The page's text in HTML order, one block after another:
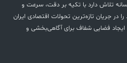
تلاش دارد با تکیه بر دقت، سرعت و
در جریان تازه‌ترین تحولات اقتصادی ایران
ایجاد فضایی شفاف برای آگاهی‌بخشی و